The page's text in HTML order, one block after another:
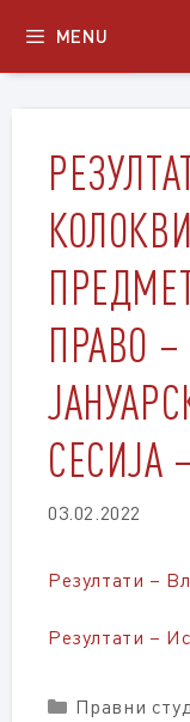
content
MENU
ПРАВО
СЕСИЈА
03.02.2022
Резултати –
Резултати –
Categories
Правни